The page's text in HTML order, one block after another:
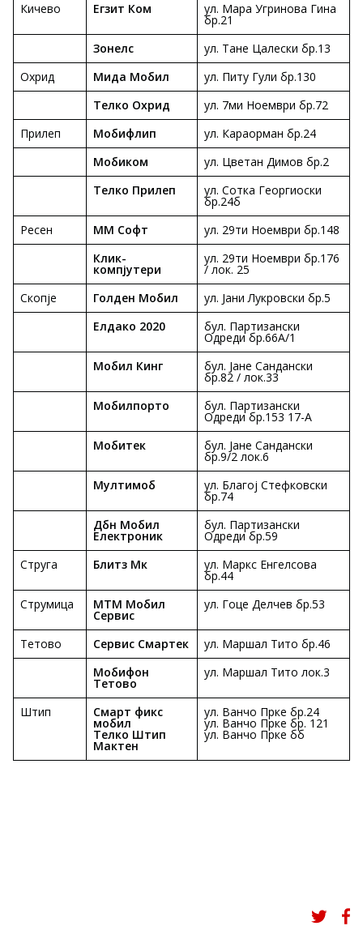
Кичево
Егзит Ком ул. Мара Угринова Гина
бр.21
Зонелс
ул. Тане Цалески бр.13
Охрид
Мида Мобил
ул. Питу Гули бр.130
Телко Охрид
ул. 7ми Ноември бр.72
Прилеп
Мобифлип
ул. Караорман бр.24
Мобиком
ул. Цветан Димов бр.2
Телко Прилеп
ул. Сотка Георгиоски
бр.24б
Ресен
ММ Софт
ул. 29ти Ноември бр.148
Клик-
компјутери
ул. 29ти Ноември бр.176
/ лок. 25
Скопје
Голден Мобил
ул. Јани Лукровски бр.5
Елдако 2020
бул. Партизански
Одреди бр.66А/1
Мобил Кинг
бул. Јане Сандански
бр.82 / лок.33
Мобилпорто
бул. Партизански
Одреди бр.153 17-А
Мобитек
бул. Јане Сандански
бр.9/2 лок.6
Мултимоб
ул. Благој Стефковски
бр.74
Дбн Мобил
Електроник
бул. Партизански
Одреди бр.59
Струга
Блитз Мк ул. Маркс Енгелсова
бр.44
Струмица
МТМ Мобил
Сервис
ул. Гоце Делчев бр.53
Тетово Сервис Смартек
ул. Маршал Тито бр.46
Мобифон
Тетово
ул. Маршал Тито лок.3
Штип Смарт фикс
мобил
Телко Штип
Мактен
ул. Ванчо Прке бр.24
ул. Ванчо Прке бр. 121
ул. Ванчо Прке бб